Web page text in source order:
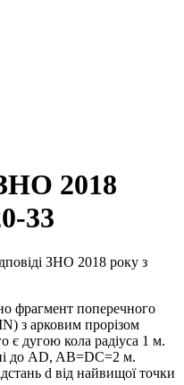
2018
33
ЗНО 2018 року з
фрагмент поперечного
) з арковим прорізом
є дугою кола радіуса 1 м.
до AD, AB=DC=2 м.
d від найвищої точки